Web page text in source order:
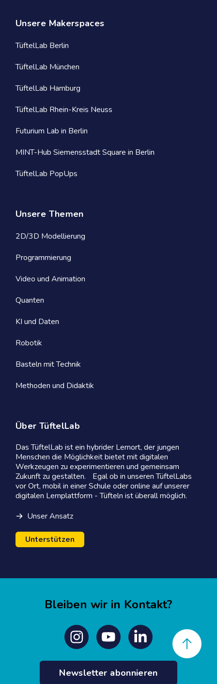
Unsere Makerspaces
TüftelLab Berlin
TüftelLab München
TüftelLab Hamburg
TüftelLab Rhein-Kreis Neuss
Futurium Lab in Berlin
MINT-Hub Siemensstadt Square in Berlin
TüftelLab PopUps
Unsere Themen
2D/3D Modellierung
Programmierung
Video und Animation
Quanten
KI und Daten
Robotik
Basteln mit Technik
Methoden und Didaktik
Über TüftelLab
Das TüftelLab ist ein hybrider Lernort, der jungen
Menschen die Möglichkeit bietet mit digitalen
Werkzeugen zu experimentieren und gemeinsam
Zukunft zu gestalten. Egal ob in unseren TüftelLabs
vor Ort, mobil in einer Schule oder online auf unserer
digitalen Lernplattform - Tüfteln ist überall möglich.
Unser Ansatz
Unterstützen
Bleiben wir in Kontakt?
InstagramYoutube Linkedin
Newsletter abonnieren
Back to top